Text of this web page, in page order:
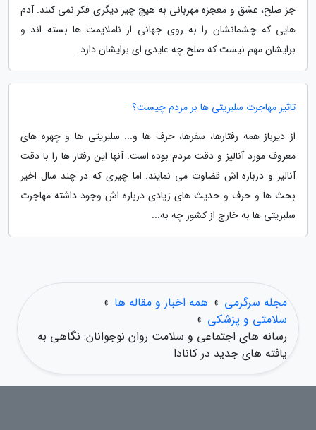
جز صلح، عشق و معجزه مهربانی به هیچ چیز دیگری فکر نمی کنند. آدم
هایی که چشمانشان را به روی جهانی از ناملایمت ها بسته اند و
برایشان مهم نیست که صلح چه عایدی ای برایشان دارد.
تاثیر مهاجرت سلبریتی ها بر مردم چیست؟
از دیرباز همه رفتارها، سفرها، حرف ها و... سلبریتی ها و چهره های
معروف مورد آنالیز و دقت مردم بوده است. آنها این رفتار ها را با دقت
آنالیز و درباره اش قضاوت می نمایند. اما چیزی که در چند سال اخیر
بحث ها و حرف و حدیث های زیادی درباره اش وجود داشته مهاجرت
سلبریتی ها به خارج از کشور چه به...
مجله سرگرمی » همه اخبار و مقاله ها »
سلامتی و پزشکی »
رسانه های اجتماعی و سلامت روان نوجوانان: نگاهی به
یافته های جدید در کانادا